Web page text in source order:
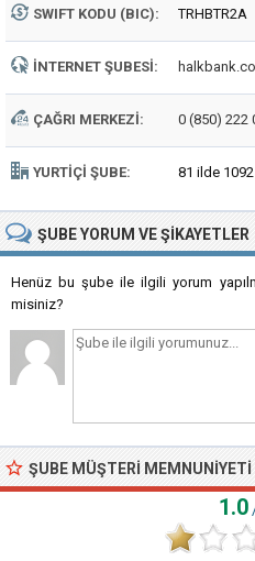
SWIFT KODU (BIC): TRHBTR2A
İNTERNET ŞUBESI:
ÇAĞRI MERKEZI: 0 (850) 222
YURTIÇI ŞUBE: 81 ilde
ŞUBEYORUM VE ŞIKAYETLER
Henüz bu şube ile ilgili yorum
misiniz?
ŞUBE MÜŞTERI MEMNUNIYETI
1.0